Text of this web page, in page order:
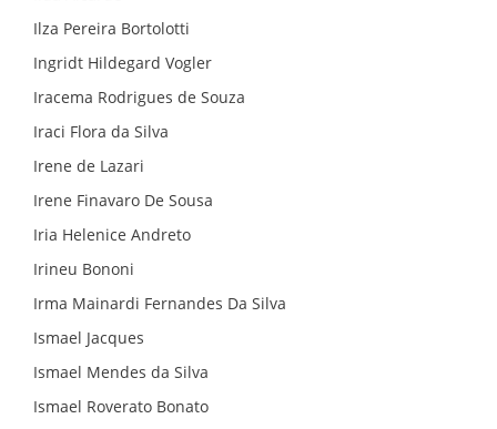
Ilza Pereira Bortolotti
Ingridt Hildegard Vogler
Iracema Rodrigues de Souza
Iraci Flora da Silva
Irene de Lazari
Irene Finavaro De Sousa
Iria Helenice Andreto
Irineu Bononi
Irma Mainardi Fernandes Da Silva
Ismael Jacques
Ismael Mendes da Silva
Ismael Roverato Bonato